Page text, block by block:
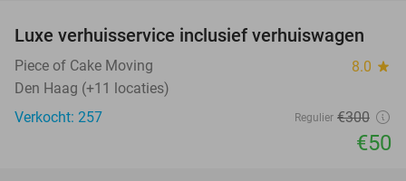
83%
Luxe verhuisservice inclusief verhuiswagen
Piece of Cake Moving 8.0 star
Den Haag (+11 locaties)
Verkocht: 257
Regulier €300
€50